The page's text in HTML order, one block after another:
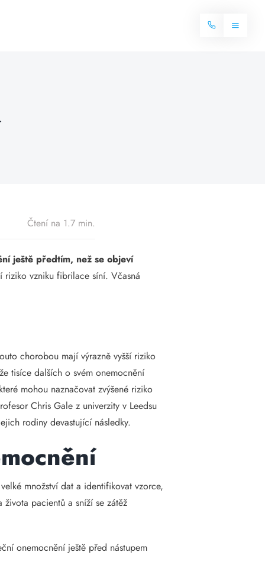
Toggle
Čtení na 1.7 min.
ještě předtím, než se objeví
riziko vzniku fibrilace síní. Včasná
chorobou mají výrazně vyšší riziko
tisíce dalších o svém onemocnění
mohou naznačovat zvýšené riziko
Chris Gale z univerzity v Leedsu
rodiny devastující následky.
množství dat a identifikovat vzorce,
života pacientů a sníží se zátěž
onemocnění ještě před nástupem